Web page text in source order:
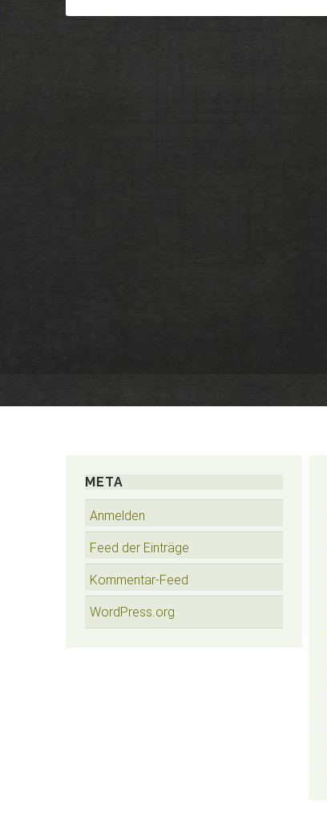
META
Anmelden
Feed der Einträge
Kommentar-Feed
WordPress.org